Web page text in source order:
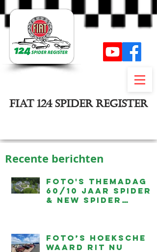
FIAT 124 SPIDER REGISTER
Recente berichten
Foto's Themadag
60/10 jaar Spider
& New Spider
Foto’s Hoeksche
Waard Rit nu